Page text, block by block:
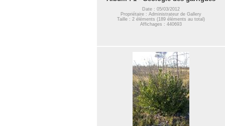
Date : 05/03/2012
Propriétaire : Administrateur de Gallery
Taille : 2 éléments (189 éléments au total)
Affichages : 440693